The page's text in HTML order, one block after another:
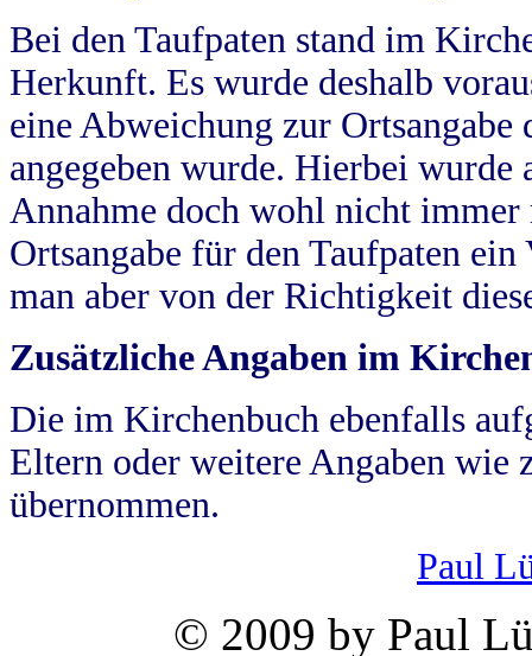
Bei den Taufpaten stand im
Herkunft. Es wurde deshalb
eine Abweichung zur
angegeben wurde. Hierbei wurde
Annahme doch wohl nicht
Ortsangabe für den Taufpaten
man aber von der Richtigkeit
Zusätzliche Angaben im
Die im Kirchenbuch ebenfalls
Eltern oder weitere Angaben wie
übernommen.
Paul
© 2009 by Paul